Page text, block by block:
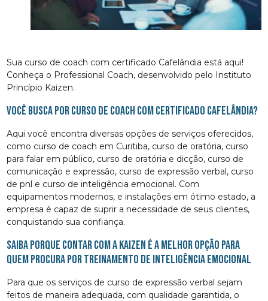
Sua curso de coach com certificado Cafelândia está aqui!
Conheça o Professional Coach, desenvolvido pelo Instituto
Princípio Kaizen.
Você busca por curso de coach com certificado Cafelândia?
Aqui você encontra diversas opções de serviços oferecidos,
como curso de coach em Curitiba, curso de oratória, curso
para falar em público, curso de oratória e dicção, curso de
comunicação e expressão, curso de expressão verbal, curso
de pnl e curso de inteligência emocional. Com
equipamentos modernos, e instalações em ótimo estado, a
empresa é capaz de suprir a necessidade de seus clientes,
conquistando sua confiança.
Saiba porque contar com a Kaizen é a melhor opção para
quem procura por Treinamento de Inteligência Emocional
Para que os serviços de curso de expressão verbal sejam
feitos de maneira adequada, com qualidade garantida, o